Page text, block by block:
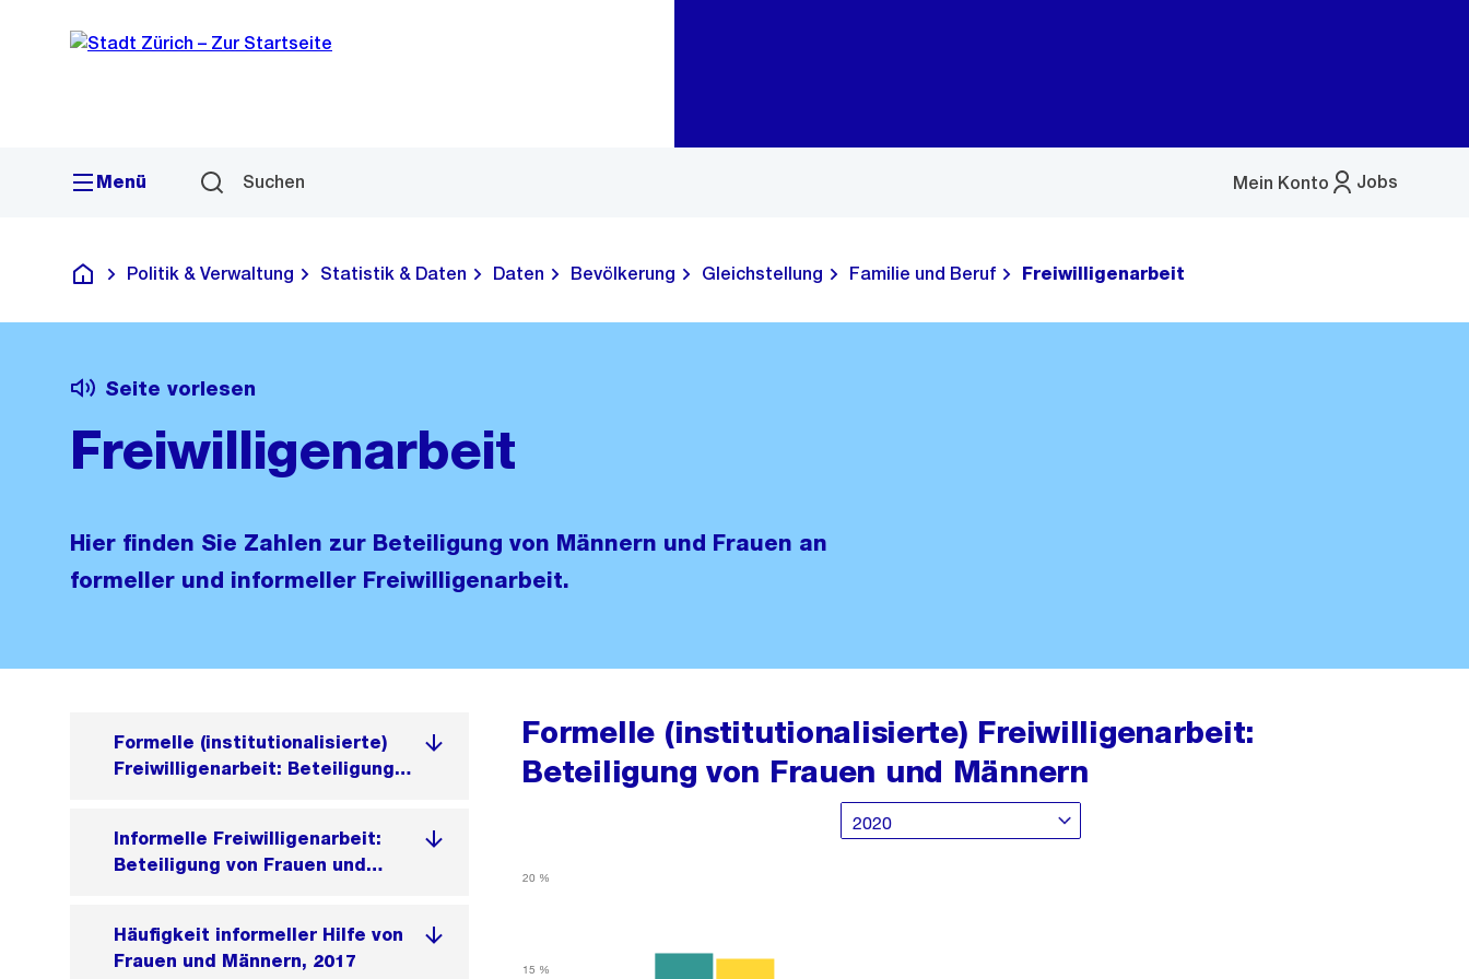
Navigation
Sprunglink
Menü Suchen Jobs
Mein Konto
Menü
Deutsch
Politik & Verwaltung Statistik & Daten Daten Bevölkerung Gleichstellung Familie und Beruf Freiwilligenarbeit
Seite vorlesen
Freiwilligenarbeit
Hier finden Sie Zahlen zur Beteiligung von Männern und Frauen an
formeller und informeller Freiwilligenarbeit.
Formelle (institutionalisierte)
Freiwilligenarbeit: Beteiligung
Informelle Freiwilligenarbeit:
Beteiligung von Frauen und
Häufigkeit informeller Hilfe von
Frauen und Männern, 2017
Formelle (institutionalisierte) Freiwilligenarbeit:
Beteiligung von Frauen und Männern
15 %
20 %